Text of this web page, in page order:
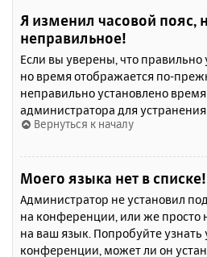
Я изменил часовой пояс,
неправильное!
Если вы уверены, что правильно
но время отображается по-
неправильно установлено
администратора для
Вернуться к началу
Моего языка нет в списке!
Администратор не установил
на конференции, или же просто
на ваш язык. Попробуйте
конференции, может ли он